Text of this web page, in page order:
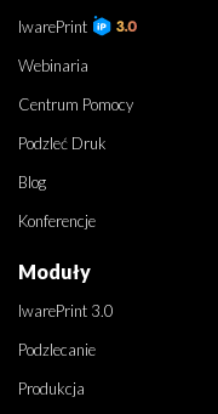
IwarePrint
Webinaria
Centrum Pomocy
Podzleć Druk
Blog
Konferencje
Moduły
IwarePrint 3.0
Podzlecanie
Produkcja